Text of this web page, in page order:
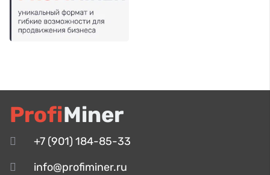
ProfiMiner
+7 (901) 184-85-33
info@profiminer.ru